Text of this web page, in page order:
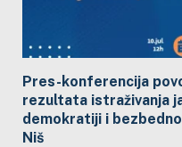
Pres-konferencija
rezultata istraživanja
demokratiji i
Niš